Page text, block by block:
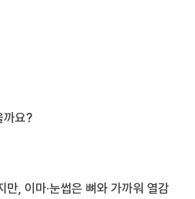
까요?
만, 이마·눈썹은 뼈와 가까워 열감